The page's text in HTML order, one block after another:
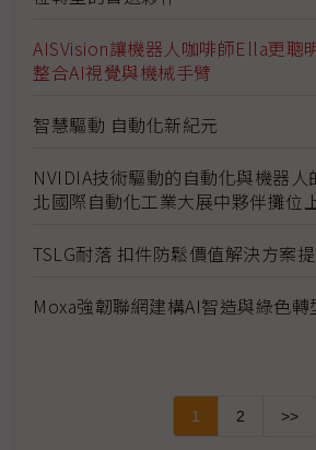
AISVision讓機器人咖啡師Ella更聰
整合AI視覺與機械手臂
智慧驅動 自動化新紀元
NVIDIA技術驅動的自動化與機器
北國際自動化工業大展中夥伴攤位
TSLG耐落 扣件防鬆價值解決方案
Moxa強韌聯網建構AI智造與綠色轉
1 2 >>